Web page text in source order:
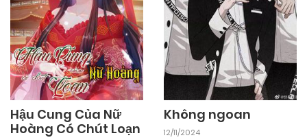
Chapter 29 05/11/2024
Chapter 28 05/11/2024
Hậu Cung Của Nữ
Hoàng Có Chút Loạn
Không ngoan
12/11/2024